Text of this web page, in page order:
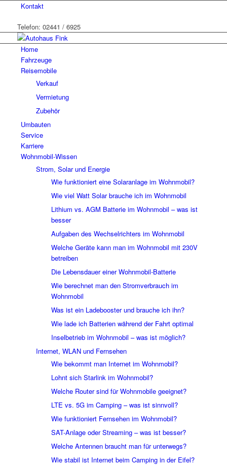
Kontakt
Telefon: 02441 / 6925
Home
Fahrzeuge
Reisemobile
Verkauf
Vermietung
Zubehör
Umbauten
Service
Karriere
Wohnmobil-Wissen
Strom, Solar und Energie
Wie funktioniert eine Solaranlage im Wohnmobil?
Wie viel Watt Solar brauche ich im Wohnmobil
Lithium vs. AGM Batterie im Wohnmobil – was ist
besser
Aufgaben des Wechselrichters im Wohnmobil
Welche Geräte kann man im Wohnmobil mit 230V
betreiben
Die Lebensdauer einer Wohnmobil-Batterie
Wie berechnet man den Stromverbrauch im
Wohnmobil
Was ist ein Ladebooster und brauche ich ihn?
Wie lade ich Batterien während der Fahrt optimal
Inselbetrieb im Wohnmobil – was ist möglich?
Internet, WLAN und Fernsehen
Wie bekommt man Internet im Wohnmobil?
Lohnt sich Starlink im Wohnmobil?
Welche Router sind für Wohnmobile geeignet?
LTE vs. 5G im Camping – was ist sinnvoll?
Wie funktioniert Fernsehen im Wohnmobil?
SAT-Anlage oder Streaming – was ist besser?
Welche Antennen braucht man für unterwegs?
Wie stabil ist Internet beim Camping in der Eifel?